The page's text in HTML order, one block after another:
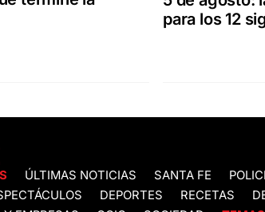
para los 12
ÚLTIMAS NOTICIAS SANTA FE
DEPORTES RECETAS